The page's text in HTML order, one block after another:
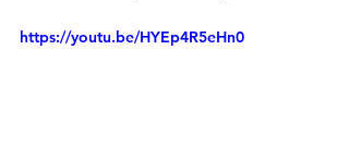
https://youtu.be/HYEp4R5eHn0